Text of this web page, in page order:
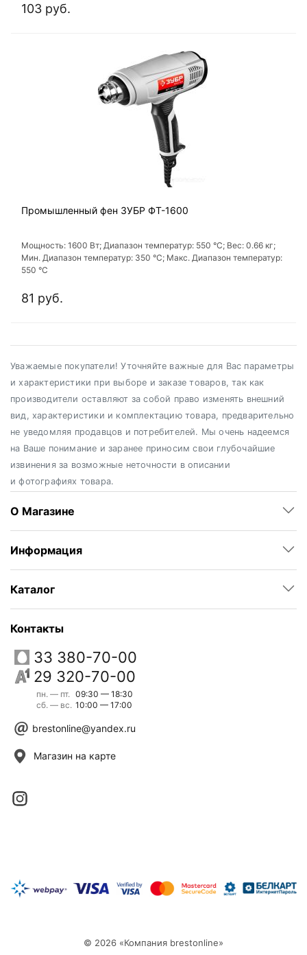
103 руб.
Промышленный фен ЗУБР ФТ-1600
Мощность: 1600 Вт; Диапазон температур: 550 °C; Вес: 0.66 кг;
Мин. Диапазон температур: 350 °С; Макс. Диапазон температур:
550 °С
81 руб.
Уважаемые покупатели! Уточняйте важные для Вас параметры
и характеристики при выборе и заказе товаров, так как
производители оставляют за собой право изменять внешний
вид, характеристики и комплектацию товара, предварительно
не уведомляя продавцов и потребителей. Мы очень надеемся
на Ваше понимание и заранее приносим свои глубочайшие
извинения за возможные неточности в описании
и фотографиях товара.
О Магазине
Информация
Каталог
Контакты
33 380-70-00
29 320-70-00
пн. — пт.
сб. — вс.
09:30 — 18:30
10:00 — 17:00
brestonline@yandex.ru
Магазин на карте
© 2026 «Компания brestonline»